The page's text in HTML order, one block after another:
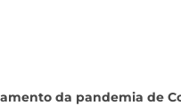
da pandemia de